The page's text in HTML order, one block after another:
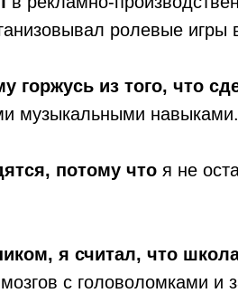
ролевые игры
горжусь из того, что
музыкальными навыками.
потому что я не
я считал, что
с головоломками и